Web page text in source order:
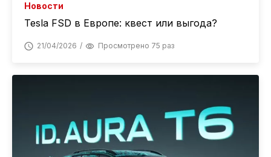
Новости
Tesla FSD в Европе: квест или выгода?
21/04/2026 Просмотрено 75 раз